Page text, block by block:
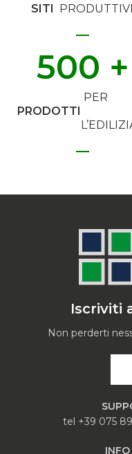
SITI PRODUTTIVI
PRODOTTI
PER
500 +
Iscriviti
Non perderti
tel +39 075